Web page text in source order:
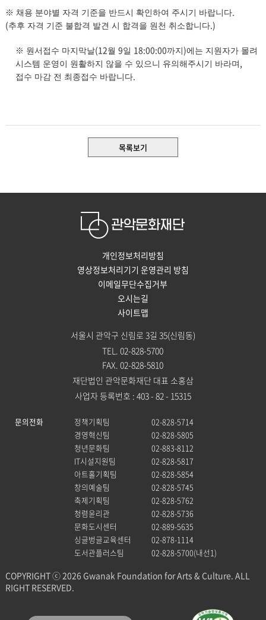
※ 채용 분야별 자격 기준을 반드시 확인하여 주시기 바랍니다.
(추후 자격 기준 불합격 발견 시 합격을 원천 취소합니다.)
※ 원서접수 마지막날(12월9일 18:00:00까지 )에는 지원자가 몰려
시스템 운영이 원활하지 않을 수 있으니 유의해주시기 바라며 ,
접수 마감 전 최종접수 바랍니다.
목록보기
개인정보처리방침
영상정보처리기기 운영관리 방침
이메일무단수집거부
오시는길
사이트맵
서울시 관악구 신림로 3길 35(신림동)
TEL. 02-828-5700
FAX. 02-828-5810
재단법인 관악문화재단 대표 소홍삼
사업자 등록번호 : 403 - 82 - 15315
문의전화 정책기획팀
02-828-5714
경영혁신팀
02-828-5805
청년문화팀
02-883-8112
IT시설지원팀
02-828-5817
아트홀기획팀
02-828-5854
창의예술팀
02-828-5745
축제기획팀
02-828-5762
청렴윤리관
02-828-5736
문화도시센터
02-889-5635
싱글벙글교육센터
02-878-1114
도서관플러스팀
02-828-5700(내선1)
COPYRIGHT ⓒ 2026 Gwanak Foundation for Arts & Culture. ALL
RIGHT RESERVED.